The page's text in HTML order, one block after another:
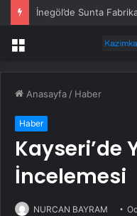
İnegöl’de Sunta
Menü
Anasayfa / Haber
Haber
Kayseri’de
İncelemesi
NURCAN BAYRAM